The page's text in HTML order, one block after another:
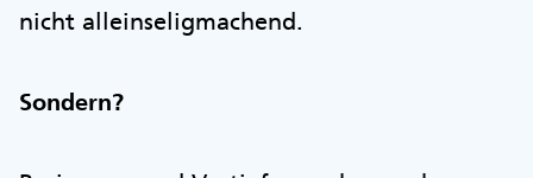
nicht alleinseligmachend.
Sondern?